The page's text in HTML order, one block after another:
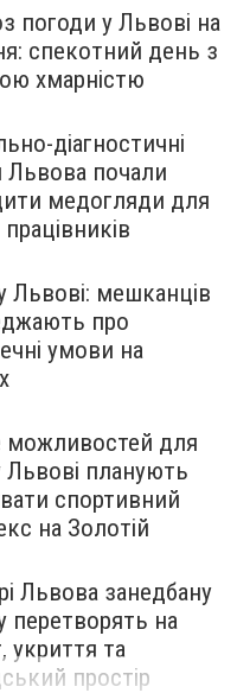
погоди у Львові на
спекотний день з
хмарністю
діагностичні
Львова почали
медогляди для
працівників
Львові: мешканців
про
умови на
можливостей для
Львові планують
спортивний
на Золотій
Львова занедбану
перетворять на
укриття та
простір